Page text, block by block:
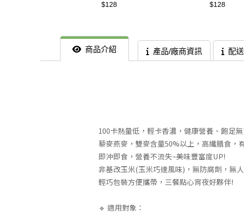
$128 $128
商品介紹 產品/廠商資訊 配
100卡熱量低，輕卡香濃，健康營養、飽足
藜麥燕麥，雙麥含量50%以上，高纖膳食，
即沖即食，營養不流失~美味豐富度UP!
非基改玉米(玉米巧達風味)，無防腐劑，無
輕巧包裝方便攜帶，三餐點心宵夜好夥伴!
🔹 適用對象：